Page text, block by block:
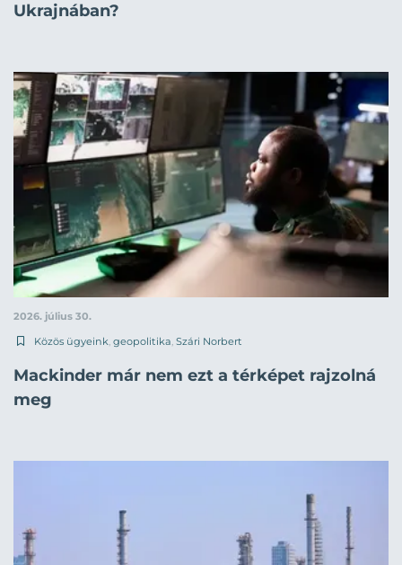
Ukrajnában?
2026. július 30.
Közös ügyeink, geopolitika, Szári Norbert
Mackinder már nem ezt a térképet rajzolná
meg